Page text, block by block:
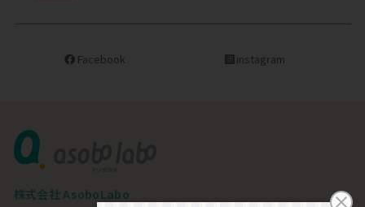
Facebook instagram
株式会社 AsoboLabo